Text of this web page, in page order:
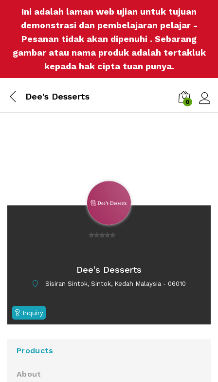
Ini adalah laman web ujian untuk tujuan
demonstrasi dan pembelajaran pelajar -
Pesanan tidak akan dipenuhi . Sebarang
gambar atau nama produk adalah tertakluk
kepada hak cipta tuan punya.
Dee's Desserts
0
u
o
Dee's Desserts
Sisiran Sintok, Sintok, Kedah Malaysia - 06010
Inquiry
Products
About